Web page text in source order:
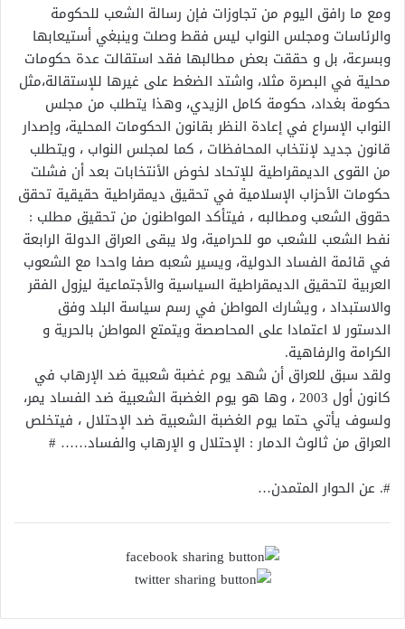
ومع ما رافق اليوم من تجاوزات فإن رسالة الشعب للحكومة
والرئاسات ومجلس النواب ليس فقط وصلت وينبغي أستيعابها
وبسرعة، بل و حققت بعض مطالبها فقد استقالت عدة حكومات
محلية في البصرة مثلا، واشتد الضغط على غيرها للإستقالة،مثل
حكومة بغداد، حكومة كامل الزيدي، وهذا يتطلب من مجلس
النواب الإسراع في إعادة النظر بقانون الحكومات المحلية، وإصدار
قانون جديد لإنتخاب المحافظات ، كما لمجلس النواب ، ويتطلب
من القوى الديمقراطية للإتحاد لخوض الأنتخابات بعد أن فشلت
حكومات الأحزاب الإسلامية في تحقيق ديمقراطية حقيقية تحقق
حقوق الشعب ومطالبه ، فيتأكد المواطنون من تحقيق مطلب :
نفط الشعب للشعب مو للحرامية، ولا يبقى العراق الدولة الرابعة
في قائمة الفساد الدولية، ويسير شعبه صفا واحدا مع الشعوب
العربية لتحقيق الديمقراطية السياسية والأجتماعية ليزول الفقر
والاستبداد ، ويشارك المواطن في رسم سياسة البلد وفق
الدستور لا اعتمادا على المحاصصة ويتمتع المواطن بالحرية و
الكرامة والرفاهية.
ولقد سبق للعراق أن شهد يوم غضبة شعبية ضد الإرهاب في
كانون أول 2003 ، وها هو يوم الغضبة الشعبية ضد الفساد يمر،
ولسوف يأتي حتما يوم الغضبة الشعبية ضد الإحتلال ، فيتخلص
العراق من ثالوث الدمار : الإحتلال و الإرهاب والفساد…… #
#. عن الحوار المتمدن…